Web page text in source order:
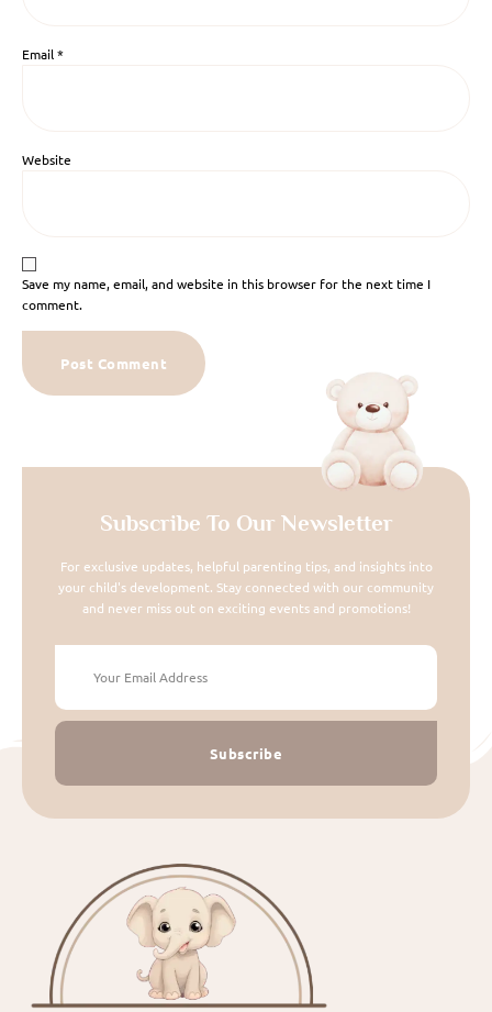
Email*
Website
Save my name, email, and website in this browser for the next time I
comment.
Subscribe To Our Newsletter
For exclusive updates, helpful parenting tips, and insights into
your child's development. Stay connected with our community
and never miss out on exciting events and promotions!
Subscribe